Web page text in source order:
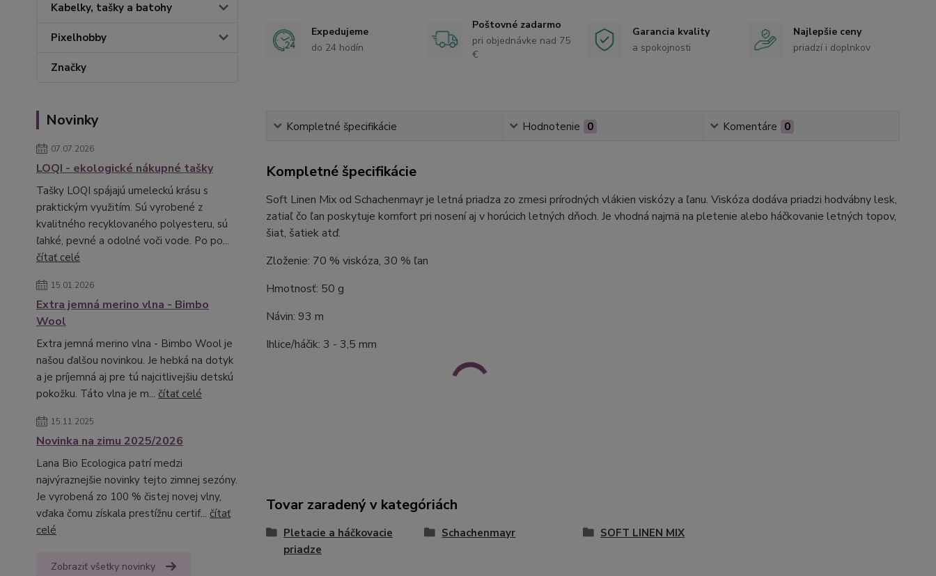
Kabelky, tašky a batohy
Pixelhobby
Značky
Novinky
07.07.2026
LOQI - ekologické nákupné tašky
Tašky LOQI spájajú umeleckú krásu s
praktickým využitím. Sú vyrobené z
kvalitného recyklovaného polyesteru, sú
ľahké, pevné a odolné voči vode. Po po...
čítať celé
15.01.2026
Extra jemná merino vlna - Bimbo
Wool
Extra jemná merino vlna - Bimbo Wool je
našou ďalšou novinkou. Je hebká na dotyk
a je príjemná aj pre tú najcitlivejšiu detskú
pokožku. Táto vlna je m... čítať celé
15.11.2025
Novinka na zimu 2025/2026
Lana Bio Ecologica patrí medzi
najvýraznejšie novinky tejto zimnej sezóny.
Je vyrobená zo 100 % čistej novej vlny,
vďaka čomu získala prestížnu certif... čítať
celé
Zobraziť všetky novinky
Expedujeme
do 24 hodín
Poštovné zadarmo
pri objednávke nad 75
€
Garancia kvality
a spokojnosti
Najlepšie ceny
priadzí i doplnkov
Kompletné špecifikácie Hodnotenie 0 Komentáre 0
Kompletné špecifikácie
Soft Linen Mix od Schachenmayr je letná priadza zo zmesi prírodných vlákien viskózy a ľanu. Viskóza dodáva priadzi hodvábny lesk,
zatiaľ čo ľan poskytuje komfort pri nosení aj v horúcich letných dňoch. Je vhodná najmä na pletenie alebo háčkovanie letných topov,
šiat, šatiek atď.
Zloženie: 70 % viskóza, 30 % ľan
Hmotnosť: 50 g
Návin: 93 m
Ihlice/háčik: 3 - 3,5 mm
Tovar zaradený v kategóriách
Pletacie a háčkovacie
priadze
Schachenmayr SOFT LINEN MIX